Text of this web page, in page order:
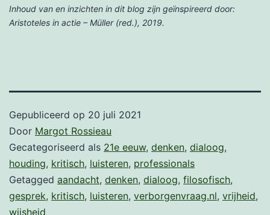
Inhoud van en inzichten in dit blog zijn geïnspireerd door:
Aristoteles in actie – Müller (red.), 2019.
Gepubliceerd op 20 juli 2021
Door Margot Rossieau
Gecategoriseerd als 21e eeuw, denken, dialoog,
houding, kritisch, luisteren, professionals
Getagged aandacht, denken, dialoog, filosofisch,
gesprek, kritisch, luisteren, verborgenvraag.nl, vrijheid,
wijsheid